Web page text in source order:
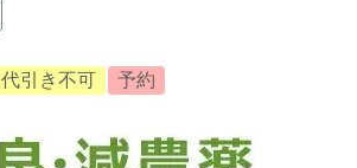
代引き不可 予約